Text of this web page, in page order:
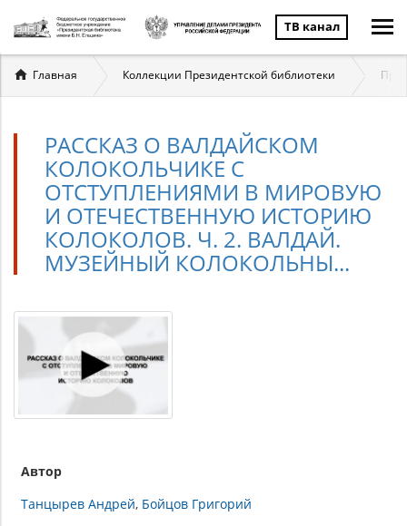
ТВ канал
Вы
здесь
Главная Коллекции Президентской библиотеки
РАССКАЗ О ВАЛДАЙСКОМ
КОЛОКОЛЬЧИКЕ С
ОТСТУПЛЕНИЯМИ В МИРОВУЮ
И ОТЕЧЕСТВЕННУЮ ИСТОРИЮ
КОЛОКОЛОВ. Ч. 2. ВАЛДАЙ.
МУЗЕЙНЫЙ КОЛОКОЛЬНЫ...
Автор
Танцырев Андрей Бойцов Григорий